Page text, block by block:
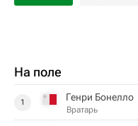
На поле
1 Генри Бонелло
Вратарь